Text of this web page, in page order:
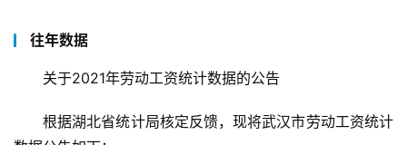
往年数据
关于2021年劳动工资统计数据的公告
根据湖北省统计局核定反馈，现将武汉市劳动工资统计